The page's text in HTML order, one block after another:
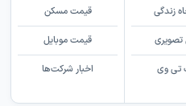
زندگی
تصویری
تی وی
قیمت مسکن
قیمت موبایل
اخبار شرکت‌ها